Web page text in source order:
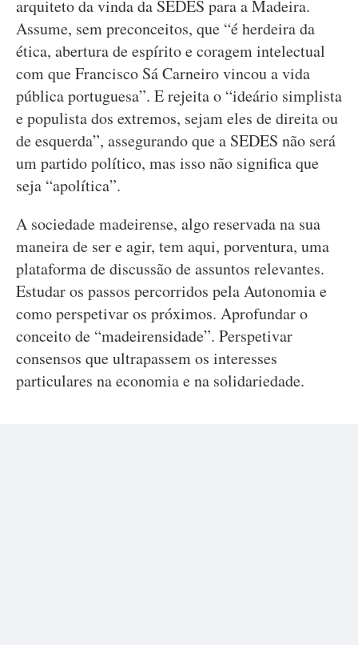
arquiteto da vinda da SEDES para a Madeira.
Assume, sem preconceitos, que “é herdeira da
ética, abertura de espírito e coragem intelectual
com que Francisco Sá Carneiro vincou a vida
pública portuguesa”. E rejeita o “ideário simplista
e populista dos extremos, sejam eles de direita ou
de esquerda”, assegurando que a SEDES não será
um partido político, mas isso não significa que
seja “apolítica”.
A sociedade madeirense, algo reservada na sua
maneira de ser e agir, tem aqui, porventura, uma
plataforma de discussão de assuntos relevantes.
Estudar os passos percorridos pela Autonomia e
como perspetivar os próximos. Aprofundar o
conceito de “madeirensidade”. Perspetivar
consensos que ultrapassem os interesses
particulares na economia e na solidariedade.